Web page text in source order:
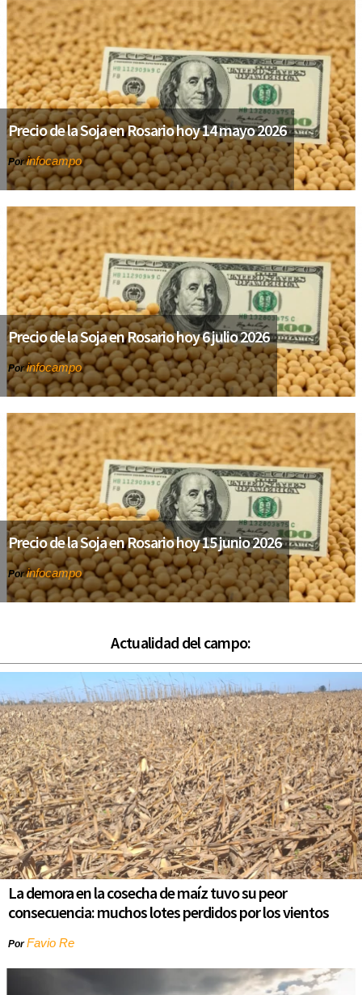
Precio de la Soja en Rosario hoy 14 mayo 2026
Porinfocampo
Precio de la Soja en Rosario hoy 6 julio 2026
Porinfocampo
Precio de la Soja en Rosario hoy 15 junio 2026
Porinfocampo
Actualidad del campo:
La demora en la cosecha de maíz tuvo su peor
consecuencia: muchos lotes perdidos por los vientos
PorFavio Re